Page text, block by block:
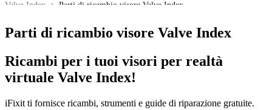
Parti di ricambio visore Valve Index
Valve Index
Store
Parti di ricambio visore Valve Index
Ricambi per i tuoi visori per realtà
virtuale Valve Index!
iFixit ti fornisce ricambi, strumenti e guide di riparazione gratuite.